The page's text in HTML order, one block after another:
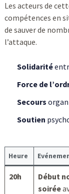
Les acteurs de
compétences en
de sauver de
l’attaque.
Solidarité
Force de
Secours
Soutien
Heure
20h
Début
soirée